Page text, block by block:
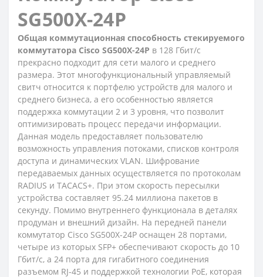
SG500X-24P
Общая коммутационная способность стекируемого
коммутатора Cisco SG500X-24P в 128 Гбит/с
прекрасно подходит для сети малого и среднего
размера. Этот многофункциональный управляемый
свитч относится к портфелю устройств для малого и
среднего бизнеса, а его особенностью является
поддержка коммутации 2 и 3 уровня, что позволит
оптимизировать процесс передачи информации.
Данная модель предоставляет пользователю
возможность управления потоками, списков контроля
доступа и динамических VLAN. Шифрование
передаваемых данных осуществляется по протоколам
RADIUS и TACACS+. При этом скорость пересылки
устройства составляет 95.24 миллиона пакетов в
секунду. Помимо внутреннего функционала в деталях
продуман и внешний дизайн. На передней панели
коммутатор Cisco SG500X-24P оснащен 28 портами,
четыре из которых SFP+ обеспечивают скорость до 10
Гбит/с, а 24 порта для гигабитного соединения
разъемом RJ-45 и поддержкой технологии PoE, которая